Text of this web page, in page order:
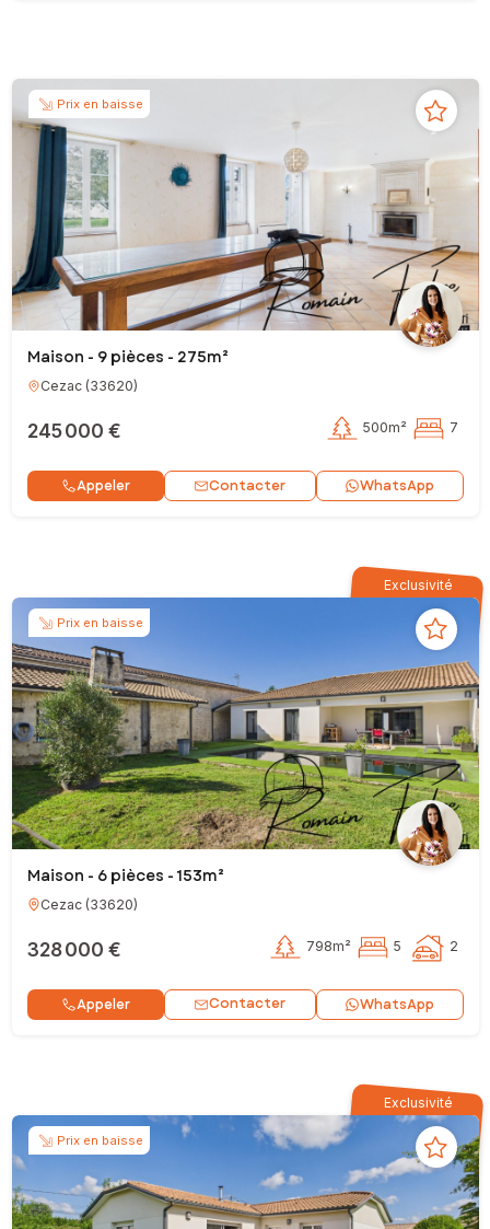
Prix en baisse
Maison - 9 pièces - 275m²
Cezac(33620)
245 000 € 500m² 7
Appeler Contacter WhatsApp
Exclusivité
Prix en baisse
Maison - 6 pièces - 153m²
Cezac(33620)
328 000 € 798m² 5 2
Appeler Contacter WhatsApp
Exclusivité
Prix en baisse